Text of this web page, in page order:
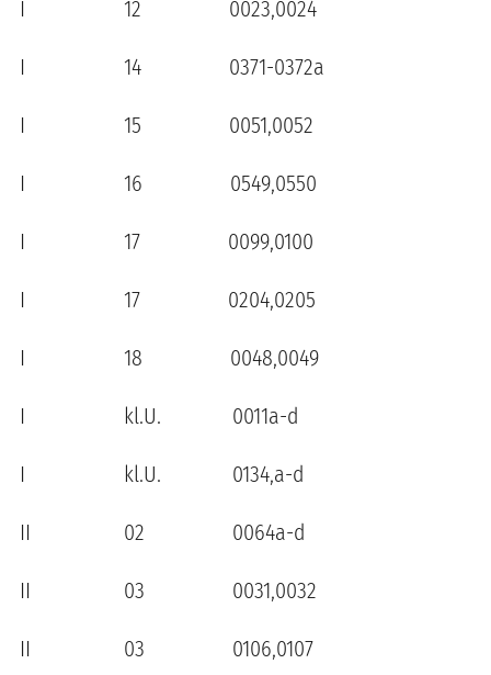
I 12 0023,0024
I 14 0371-0372a
I 15 0051,0052
I 16 0549,0550
I 17 0099,0100
I 17 0204,0205
I 18 0048,0049
I kl.U. 0011a-d
I kl.U. 0134,a-d
II 02 0064a-d
II 03 0031,0032
II 03 0106,0107